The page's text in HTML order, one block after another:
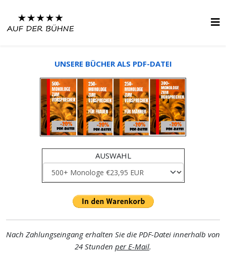
UNSERE BÜCHER ALS PDF-DATEI
AUSWAHL
Nach Zahlungseingang erhalten Sie die PDF-Datei innerhalb von
24 Stunden per E-Mail.